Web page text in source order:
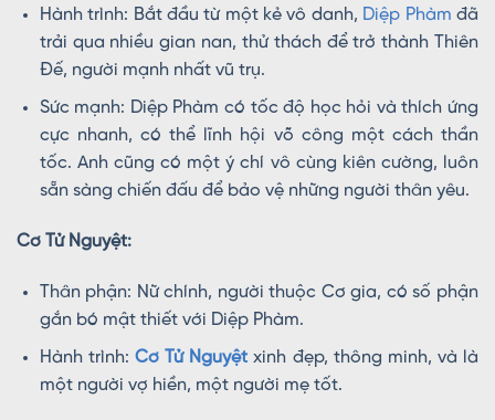
Hành trình: Bắt đầu từ một kẻ vô danh, Diệp Phàm đã
trải qua nhiều gian nan, thử thách để trở thành Thiên
Đế, người mạnh nhất vũ trụ.
Sức mạnh: Diệp Phàm có tốc độ học hỏi và thích ứng
cực nhanh, có thể lĩnh hội võ công một cách thần
tốc. Anh cũng có một ý chí vô cùng kiên cường, luôn
sẵn sàng chiến đấu để bảo vệ những người thân yêu.
Cơ Tử Nguyệt:
Thân phận: Nữ chính, người thuộc Cơ gia, có số phận
gắn bó mật thiết với Diệp Phàm.
Hành trình:Cơ Tử Nguyệtxinh đẹp, thông minh, và là
một người vợ hiền, một người mẹ tốt.